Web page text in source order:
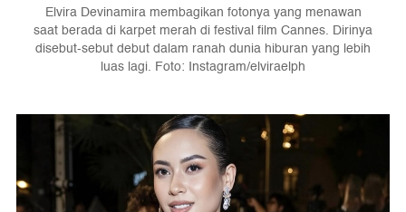
Elvira Devinamira membagikan fotonya yang menawan
saat berada di karpet merah di festival film Cannes. Dirinya
disebut-sebut debut dalam ranah dunia hiburan yang lebih
luas lagi. Foto: Instagram/elviraelph